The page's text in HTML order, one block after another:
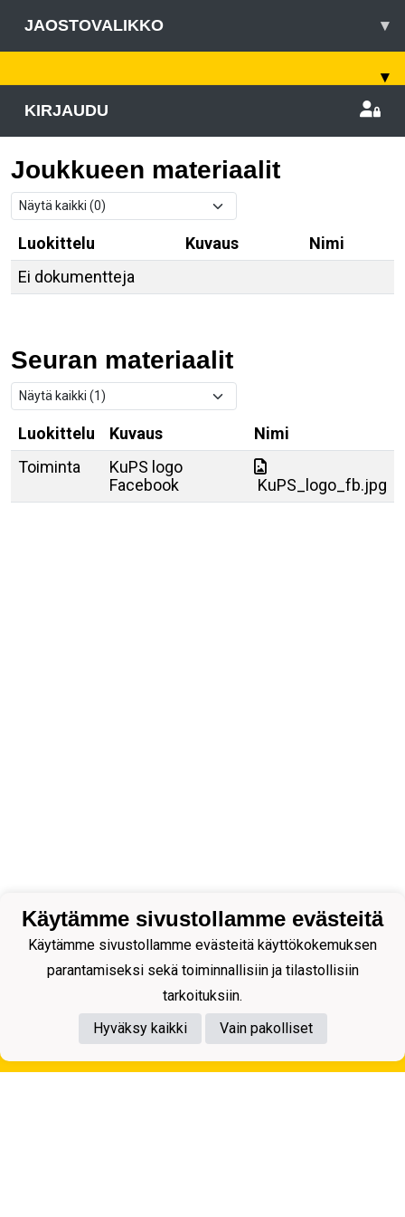
JAOSTOVALIKKO ▾
▾
KIRJAUDU
Joukkueen materiaalit
Luokittelu Kuvaus
Nimi
Ei dokumentteja
Seuran materiaalit
Luokittelu Kuvaus
Nimi
Toiminta
KuPS logo
Facebook
KuPS_logo_fb.jpg
Tietosuojaseloste
Käytämme sivustollamme evästeitä
Käytämme sivustollamme evästeitä käyttökokemuksen
parantamiseksi sekä toiminnallisiin ja tilastollisiin
tarkoituksiin.
Hyväksy kaikki
Vain pakolliset